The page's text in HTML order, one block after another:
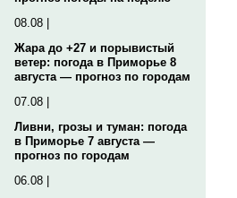
08.08 |
Жара до +27 и порывистый
ветер: погода в Приморье 8
августа — прогноз по городам
07.08 |
Ливни, грозы и туман: погода
в Приморье 7 августа —
прогноз по городам
06.08 |